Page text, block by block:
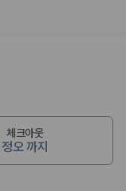
체크아웃
정오 까지